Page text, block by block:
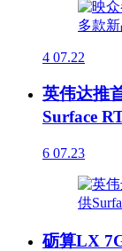
4 07.22
英伟达推
Surface
6 07.23
砺算LX